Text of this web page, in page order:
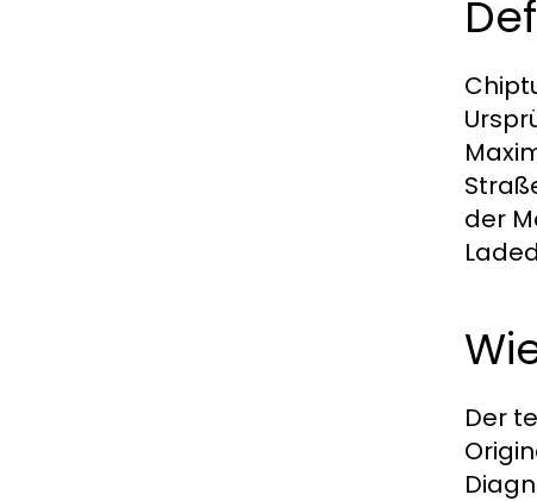
der
Der